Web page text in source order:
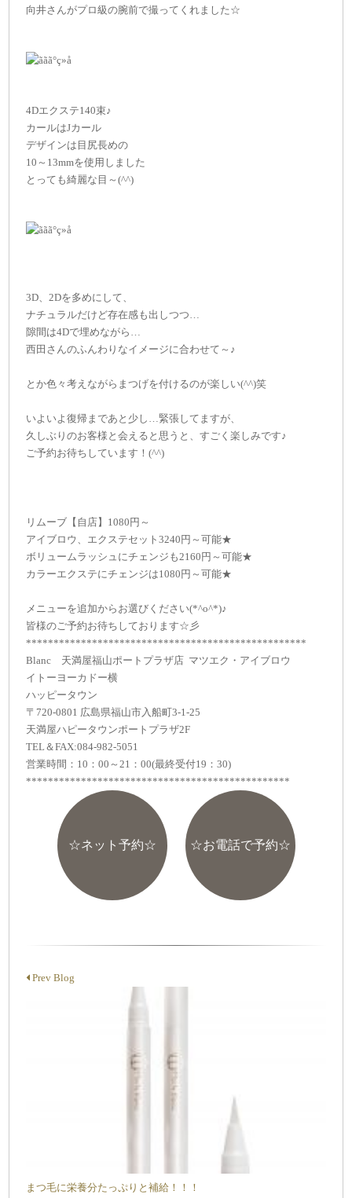
向井さんがプロ級の腕前で撮ってくれました☆
4Dエクステ140束♪
カールはJカール
デザインは目尻長めの
10～13mmを使用しました
とっても綺麗な目～(^^)
3D、2Dを多めにして、
ナチュラルだけど存在感も出しつつ…
隙間は4Dで埋めながら…
西田さんのふんわりなイメージに合わせて～♪
とか色々考えながらまつげを付けるのが楽しい(^^)笑
いよいよ復帰まであと少し…緊張してますが、
久しぶりのお客様と会えると思うと、すごく楽しみです♪
ご予約お待ちしています！(^^)
リムーブ【自店】1080円～
アイブロウ、エクステセット3240円～可能★
ボリュームラッシュにチェンジも2160円～可能★
カラーエクステにチェンジは1080円～可能★
メニューを追加からお選びください(*^o^*)♪
皆様のご予約お待ちしております☆彡
***************************************************
Blanc 天満屋福山ポートプラザ店 マツエク・アイブロウ
イトーヨーカドー横
ハッピータウン
〒720-0801 広島県福山市入船町3-1-25
天満屋ハピータウンポートプラザ2F
TEL＆FAX:084-982-5051
営業時間：10：00～21：00(最終受付19：30)
************************************************
☆ネット予約☆ ☆お電話で予約☆
Prev Blog
まつ毛に栄養分たっぷりと補給！！！